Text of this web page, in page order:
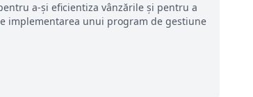
a-și eficientiza vânzările și pentru a
implementarea unui program de gestiune